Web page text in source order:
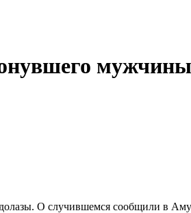
О случившемся сообщили в